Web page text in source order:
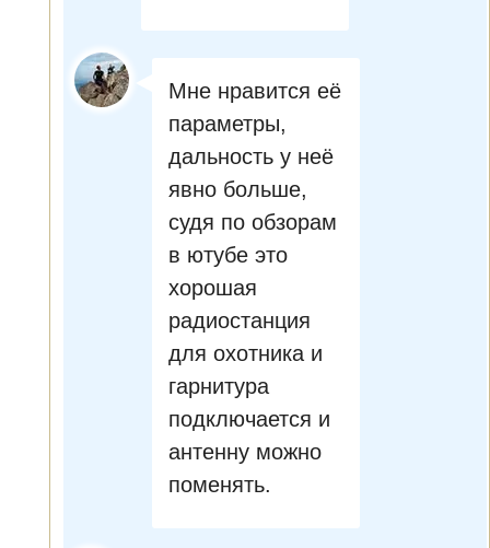
Мне нравится её
параметры,
дальность у неё
явно больше,
судя по обзорам
в ютубе это
хорошая
радиостанция
для охотника и
гарнитура
подключается и
антенну можно
поменять.